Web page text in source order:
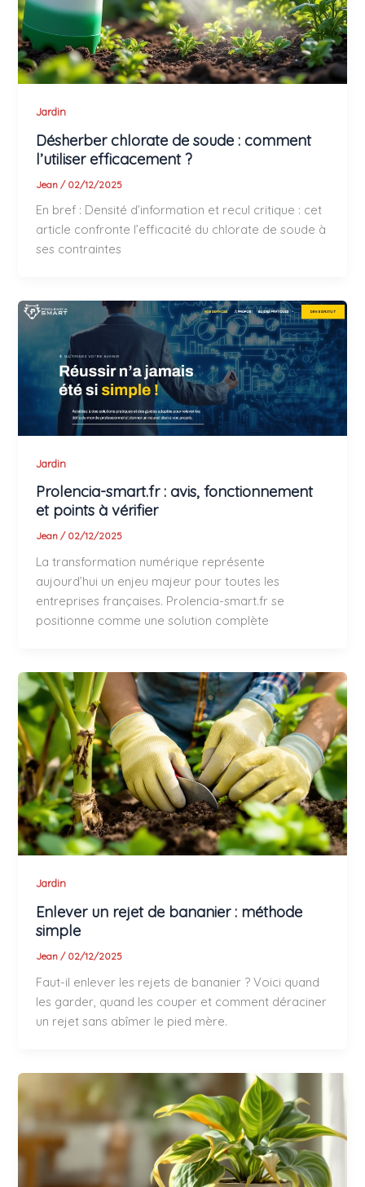
Jardin
Désherber chlorate de soude : comment
l’utiliser efficacement ?
Jean / 02/12/2025
En bref : Densité d’information et recul critique : cet
article confronte l’efficacité du chlorate de soude à
ses contraintes
Jardin
Prolencia-smart.fr : avis, fonctionnement
et points à vérifier
Jean/ 02/12/2025
La transformation numérique représente
aujourd’hui un enjeu majeur pour toutes les
entreprises françaises. Prolencia-smart.fr se
positionne comme une solution complète
Jardin
Enlever un rejet de bananier : méthode
simple
Jean / 02/12/2025
Faut-il enlever les rejets de bananier ? Voici quand
les garder, quand les couper et comment déraciner
un rejet sans abîmer le pied mère.